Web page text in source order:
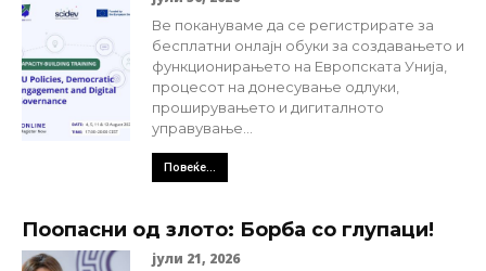
Ве покануваме да се регистрирате за
бесплатни онлајн обуки за создавањето и
функционирањето на Европската Унија,
процесот на донесување одлуки,
проширувањето и дигиталното
управување...
Повеќе...
Поопасни од злото: Борба со глупаци!
јули 21, 2026